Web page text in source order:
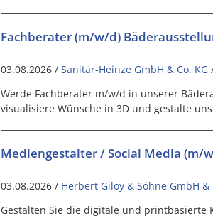
Fachberater (m/w/d)
03.08.2026 / Sanitär-Heinze GmbH & Co. KG
Werde Fachberater m/w/d in unserer
visualisiere Wünsche in 3D und gestalte
Mediengestalter / Social Media (m/
03.08.2026 / Herbert Giloy & Söhne GmbH &
Gestalten Sie die digitale und printbasierte